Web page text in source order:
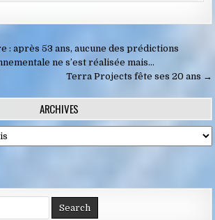
: après 53 ans, aucune des prédictions
ne s’est réalisée mais…
Terra Projects fête ses 20 ans →
ARCHIVES